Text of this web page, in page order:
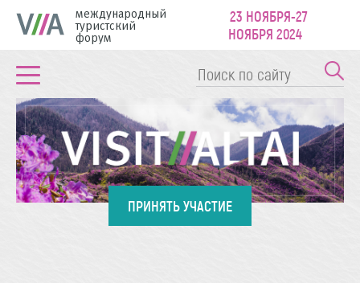
международный
туристский
форум
23 НОЯБРЯ-27
НОЯБРЯ 2024
ПРИНЯТЬ УЧАСТИЕ